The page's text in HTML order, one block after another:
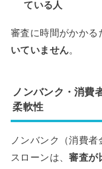
ている人
審査に時間がかかる
いていません。
ノンバンク・消費
柔軟性
ノンバンク（消費
スローンは、審査が